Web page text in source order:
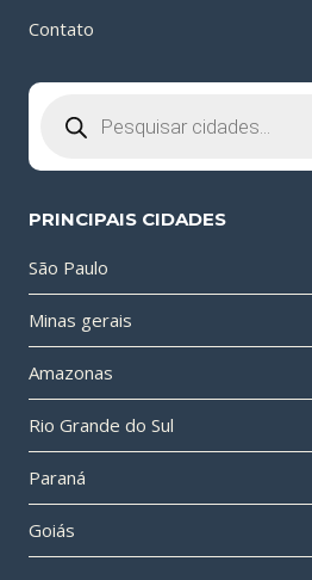
Contato
produtos
PRINCIPAIS CIDADES
São Paulo
Minas gerais
Amazonas
Rio Grande do Sul
Paraná
Goiás